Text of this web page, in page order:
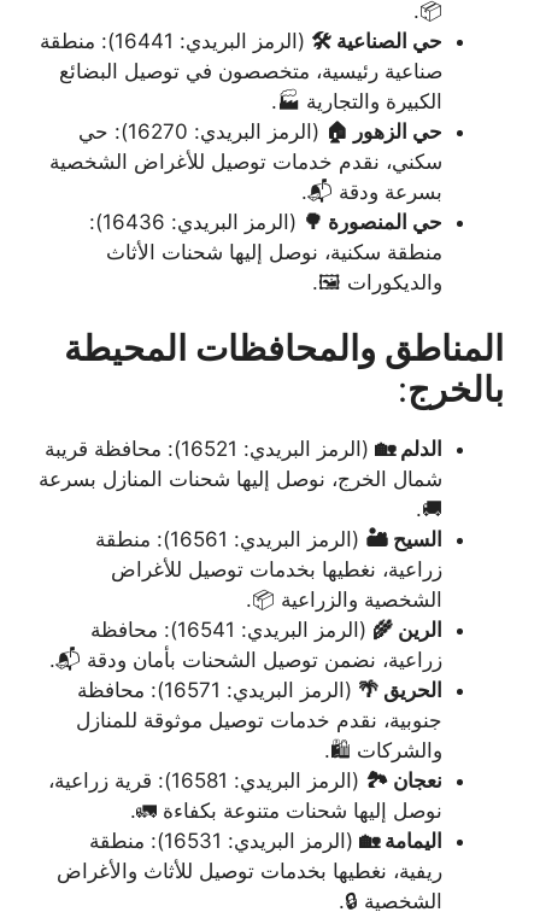
📦.
حي الصناعية 🛠️
(الرمز البريدي: 16441): منطقة
صناعية رئيسية، متخصصون في توصيل البضائع
الكبيرة والتجارية 🏭.
حي الزهور 🏠
(الرمز البريدي: 16270): حي
سكني، نقدم خدمات توصيل للأغراض الشخصية
بسرعة ودقة 📬.
حي المنصورة 🌳
(الرمز البريدي: 16436):
منطقة سكنية، نوصل إليها شحنات الأثاث
والديكورات 🖼️.
المناطق والمحافظات المحيطة
بالخرج:
الدلم 🏡
(الرمز البريدي: 16521): محافظة قريبة
شمال الخرج، نوصل إليها شحنات المنازل بسرعة
🚚.
السيح 🏜️
(الرمز البريدي: 16561): منطقة
زراعية، نغطيها بخدمات توصيل للأغراض
الشخصية والزراعية 📦.
الرين 🌾
(الرمز البريدي: 16541): محافظة
زراعية، نضمن توصيل الشحنات بأمان ودقة 📬.
الحريق 🌴
(الرمز البريدي: 16571): محافظة
جنوبية، نقدم خدمات توصيل موثوقة للمنازل
والشركات 🛍️.
نعجان 🏞️
(الرمز البريدي: 16581): قرية زراعية،
نوصل إليها شحنات متنوعة بكفاءة 🚛.
اليمامة 🏡
(الرمز البريدي: 16531): منطقة
ريفية، نغطيها بخدمات توصيل للأثاث والأغراض
الشخصية 🔒.